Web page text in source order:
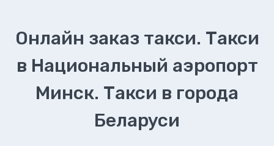
Онлайн заказ такси. Такси
в Национальный аэропорт
Минск. Такси в города
Беларуси